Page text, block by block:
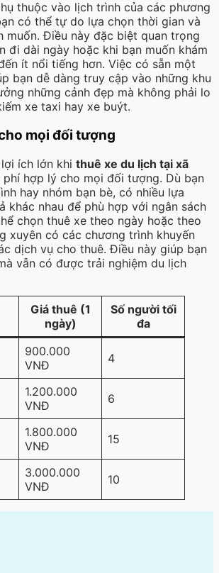
thuộc vào lịch trình của các phương
có thể tự do lựa chọn thời gian và
muốn. Điều này đặc biệt quan trọng
đi dài ngày hoặc khi bạn muốn khám
ít nổi tiếng hơn. Việc có sẵn một
bạn dễ dàng truy cập vào những khu
những cảnh đẹp mà không phải lo
xe taxi hay xe buýt.
mọi đối tượng
ích lớn khi thuê xe du lịch tại xã
phí hợp lý cho mọi đối tượng. Dù bạn
hay nhóm bạn bè, có nhiều lựa
khác nhau để phù hợp với ngân sách
chọn thuê xe theo ngày hoặc theo
xuyên có các chương trình khuyến
dịch vụ cho thuê. Điều này giúp bạn
vẫn có được trải nghiệm du lịch
Giá thuê (1
ngày)
Số người tối
đa
900.000
VNĐ
4
1.200.000
VNĐ
6
1.800.000
VNĐ
15
3.000.000
VNĐ
10